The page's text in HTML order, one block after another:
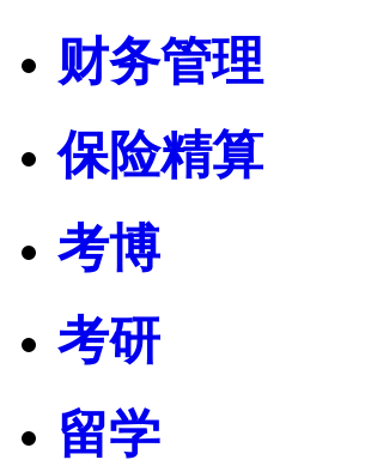
财务管理
保险精算
考博
考研
留学